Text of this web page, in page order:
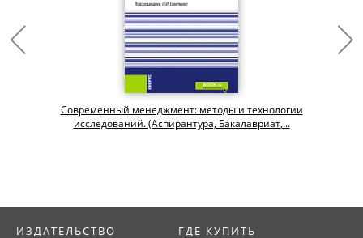
Современный менеджмент: методы и технологии
исследований. (Аспирантура, Бакалавриат,...
ИЗДАТЕЛЬСТВО ГДЕ КУПИТЬ